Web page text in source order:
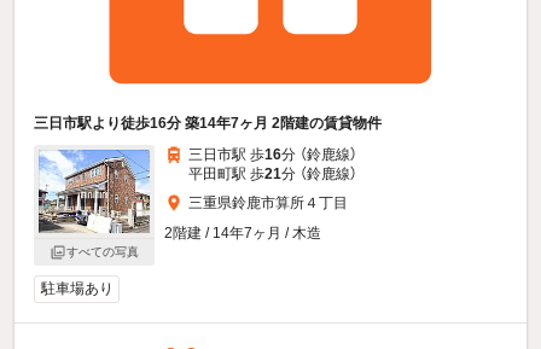
三日市駅より徒歩16分 築14年7ヶ月 2階建の賃貸物件
すべての写真
三日市駅 歩16分 （鈴鹿線）
平田町駅 歩21分 （鈴鹿線）
三重県鈴鹿市算所４丁目
2階建 / 14年7ヶ月 / 木造
駐車場あり